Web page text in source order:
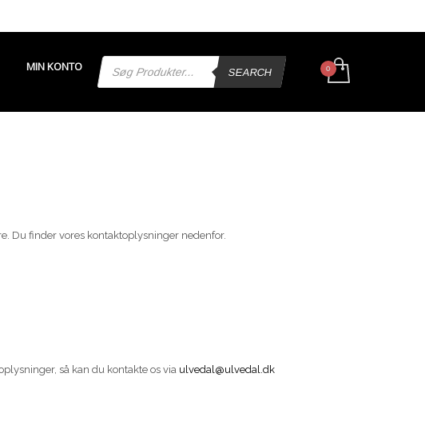
MIN KONTO
Products
search
SEARCH
Du finder vores kontaktoplysninger nedenfor.
så kan du kontakte os via ulvedal@ulvedal.dk